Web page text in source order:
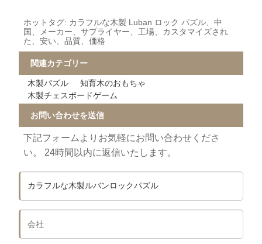
ホットタグ: カラフルな木製 Luban ロック パズル、中
国、メーカー、サプライヤー、工場、カスタマイズされ
た、安い、品質、価格
関連カテゴリー
木製パズル
知育木のおもちゃ
木製チェスボードゲーム
お問い合わせを送信
下記フォームよりお気軽にお問い合わせくださ
い。 24時間以内に返信いたします。